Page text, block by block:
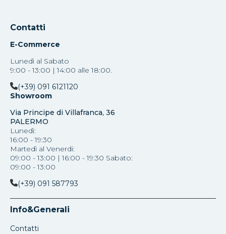
Contatti
E-Commerce
Lunedì al Sabato
9:00 - 13:00 | 14:00 alle 18:00.
(+39) 091 6121120
Showroom
Via Principe di Villafranca, 36
PALERMO
Lunedì:
16:00 - 19:30
Martedì al Venerdi:
09:00 - 13:00 | 16:00 - 19:30 Sabato:
09:00 - 13:00
(+39) 091 587793
Info&Generali
Contatti